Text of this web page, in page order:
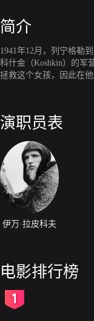
简介
1941年12月，列宁格勒
科什金（Koshkin）的军
拯救这个女孩，因此在
演职员表
伊万·拉皮科夫
电影排行榜